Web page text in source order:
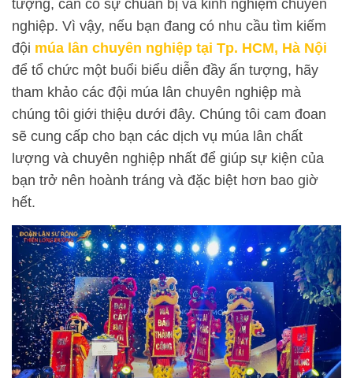
tượng, cần có sự chuẩn bị và kinh nghiệm chuyên
nghiệp. Vì vậy, nếu bạn đang có nhu cầu tìm kiếm
đội múa lân chuyên nghiệp tại Tp. HCM, Hà Nội
để tổ chức một buổi biểu diễn đầy ấn tượng, hãy
tham khảo các đội múa lân chuyên nghiệp mà
chúng tôi giới thiệu dưới đây. Chúng tôi cam đoan
sẽ cung cấp cho bạn các dịch vụ múa lân chất
lượng và chuyên nghiệp nhất để giúp sự kiện của
bạn trở nên hoành tráng và đặc biệt hơn bao giờ
hết.